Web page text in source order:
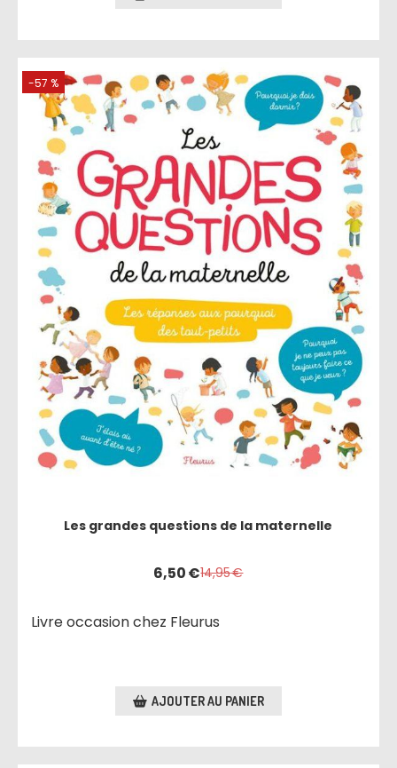
-57 %
Les grandes questions de la maternelle
6,50€14,95€
Livre occasion chez Fleurus
AJOUTER AU PANIER